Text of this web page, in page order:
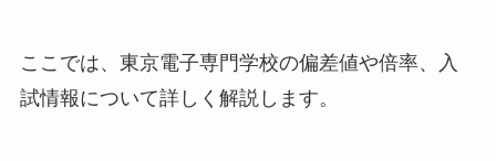
ここでは、東京電子専門学校の偏差値や倍率、入
試情報について詳しく解説します。